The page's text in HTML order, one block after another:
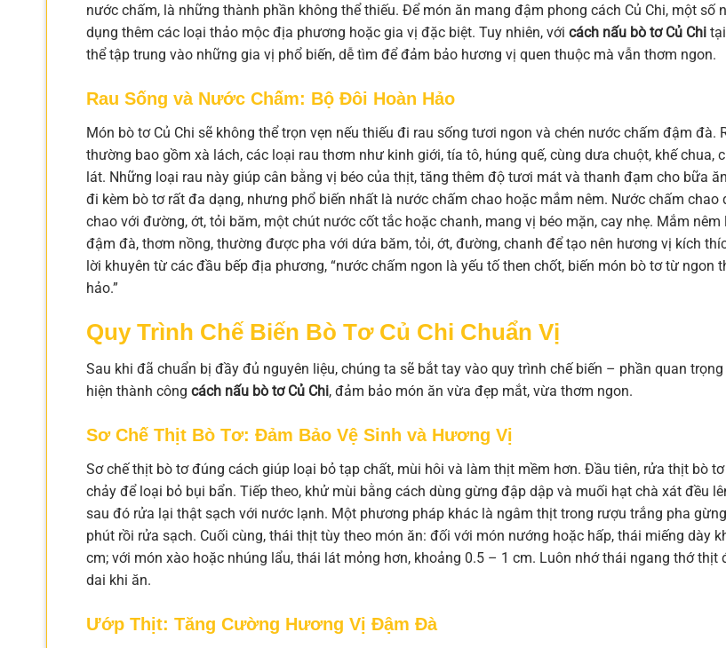
nước chấm, là những thành phần không thể thiếu. Để món ăn mang đậm phong cách Củ Chi, một số
dụng thêm các loại thảo mộc địa phương hoặc gia vị đặc biệt. Tuy nhiên, với cách nấu bò tơ Củ Chi
thể tập trung vào những gia vị phổ biến, dễ tìm để đảm bảo hương vị quen thuộc mà vẫn thơm ngon.
Rau Sống và Nước Chấm: Bộ Đôi Hoàn Hảo
Món bò tơ Củ Chi sẽ không thể trọn vẹn nếu thiếu đi rau sống tươi ngon và chén nước chấm đậm đà.
thường bao gồm xà lách, các loại rau thơm như kinh giới, tía tô, húng quế, cùng dưa chuột, khế chua,
lát. Những loại rau này giúp cân bằng vị béo của thịt, tăng thêm độ tươi mát và thanh đạm cho bữa
đi kèm bò tơ rất đa dạng, nhưng phổ biến nhất là nước chấm chao hoặc mắm nêm. Nước chấm chao
chao với đường, ớt, tỏi băm, một chút nước cốt tắc hoặc chanh, mang vị béo mặn, cay nhẹ. Mắm nêm
đậm đà, thơm nồng, thường được pha với dứa băm, tỏi, ớt, đường, chanh để tạo nên hương vị kích
lời khuyên từ các đầu bếp địa phương, “nước chấm ngon là yếu tố then chốt, biến món bò tơ từ ngon
hảo.”
Quy Trình Chế Biến Bò Tơ Củ Chi Chuẩn Vị
Sau khi đã chuẩn bị đầy đủ nguyên liệu, chúng ta sẽ bắt tay vào quy trình chế biến – phần quan
hiện thành công cách nấu bò tơ Củ Chi, đảm bảo món ăn vừa đẹp mắt, vừa thơm ngon.
Sơ Chế Thịt Bò Tơ: Đảm Bảo Vệ Sinh và Hương Vị
Sơ chế thịt bò tơ đúng cách giúp loại bỏ tạp chất, mùi hôi và làm thịt mềm hơn. Đầu tiên, rửa thịt bò
chảy để loại bỏ bụi bẩn. Tiếp theo, khử mùi bằng cách dùng gừng đập dập và muối hạt chà xát đều
sau đó rửa lại thật sạch với nước lạnh. Một phương pháp khác là ngâm thịt trong rượu trắng pha
phút rồi rửa sạch. Cuối cùng, thái thịt tùy theo món ăn: đối với món nướng hoặc hấp, thái miếng dày
cm; với món xào hoặc nhúng lẩu, thái lát mỏng hơn, khoảng 0.5 – 1 cm. Luôn nhớ thái ngang thớ thịt
dai khi ăn.
Ướp Thịt: Tăng Cường Hương Vị Đậm Đà